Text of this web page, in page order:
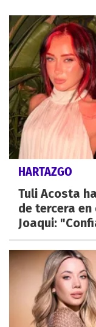
HARTAZGO
Tuli Acosta
de tercera en
Joaqui: